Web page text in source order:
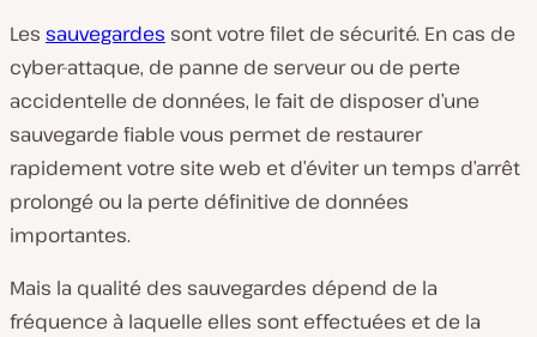
Les sauvegardes sont votre filet de sécurité. En cas de
cyber-attaque, de panne de serveur ou de perte
accidentelle de données, le fait de disposer d’une
sauvegarde fiable vous permet de restaurer
rapidement votre site web et d’éviter un temps d’arrêt
prolongé ou la perte définitive de données
importantes.
Mais la qualité des sauvegardes dépend de la
fréquence à laquelle elles sont effectuées et de la